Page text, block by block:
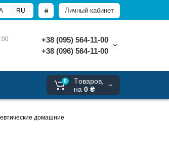
Личный кабинет
₴
RU
+38 (095) 564-11-00
+38 (096) 564-11-00
0
Tоваров,
на 0 ₴
домашние